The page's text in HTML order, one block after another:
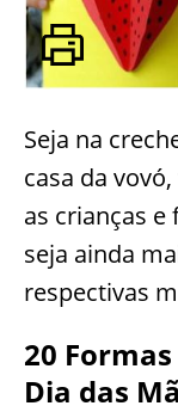
Seja na
casa da
as crianças e
seja ainda
respectivas
20
Dia das